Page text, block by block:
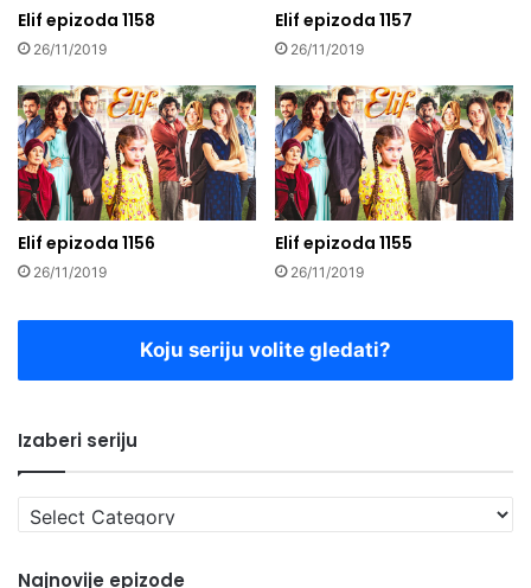
Elif epizoda 1158
26/11/2019
Elif epizoda 1157
26/11/2019
Elif epizoda 1156
26/11/2019
Elif epizoda 1155
26/11/2019
Koju seriju volite gledati?
Izaberi seriju
Izaberi
seriju
Najnovije epizode